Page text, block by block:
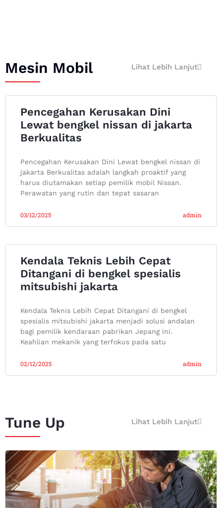
Mesin Mobil Lihat Lebih Lanjut
Pencegahan Kerusakan Dini
Lewat bengkel nissan di jakarta
Berkualitas
Pencegahan Kerusakan Dini Lewat bengkel nissan di
jakarta Berkualitas adalah langkah proaktif yang
harus diutamakan setiap pemilik mobil Nissan.
Perawatan yang rutin dan tepat sasaran
admin
03/12/2025
Kendala Teknis Lebih Cepat
Ditangani di bengkel spesialis
mitsubishi jakarta
Kendala Teknis Lebih Cepat Ditangani di bengkel
spesialis mitsubishi jakarta menjadi solusi andalan
bagi pemilik kendaraan pabrikan Jepang ini.
Keahlian mekanik yang terfokus pada satu
admin
02/12/2025
Tune Up Lihat Lebih Lanjut